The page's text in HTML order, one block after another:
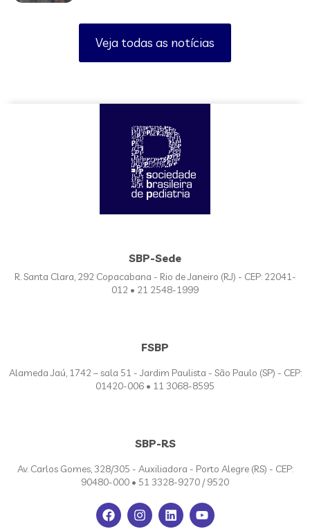
Veja todas as notícias
SBP-Sede
R. Santa Clara, 292 Copacabana - Rio de Janeiro (RJ) - CEP: 22041-
012 • 21 2548-1999
FSBP
Alameda Jaú, 1742 – sala 51 - Jardim Paulista - São Paulo (SP) - CEP:
01420-006 • 11 3068-8595
SBP-RS
Av. Carlos Gomes, 328/305 - Auxiliadora - Porto Alegre (RS) - CEP:
90480-000 • 51 3328-9270 / 9520